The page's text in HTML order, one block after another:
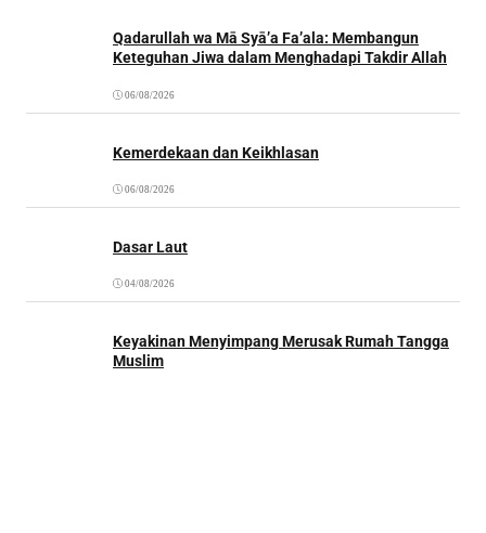
Qadarullah wa Mā Syā’a Fa’ala: Membangun
Keteguhan Jiwa dalam Menghadapi Takdir Allah
06/08/2026
Kemerdekaan dan Keikhlasan
06/08/2026
Dasar Laut
04/08/2026
Keyakinan Menyimpang Merusak Rumah Tangga
Muslim